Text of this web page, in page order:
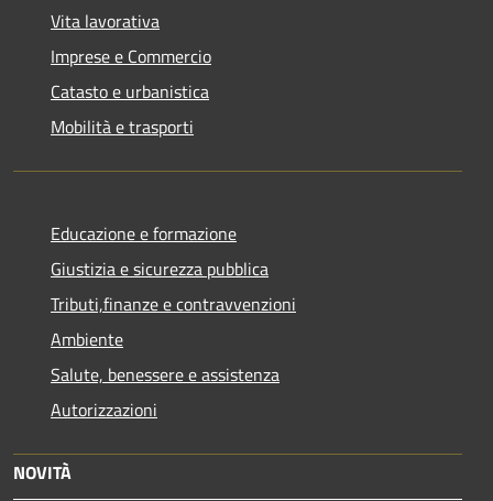
Vita lavorativa
Imprese e Commercio
Catasto e urbanistica
Mobilità e trasporti
Educazione e formazione
Giustizia e sicurezza pubblica
Tributi,finanze e contravvenzioni
Ambiente
Salute, benessere e assistenza
Autorizzazioni
NOVITÀ